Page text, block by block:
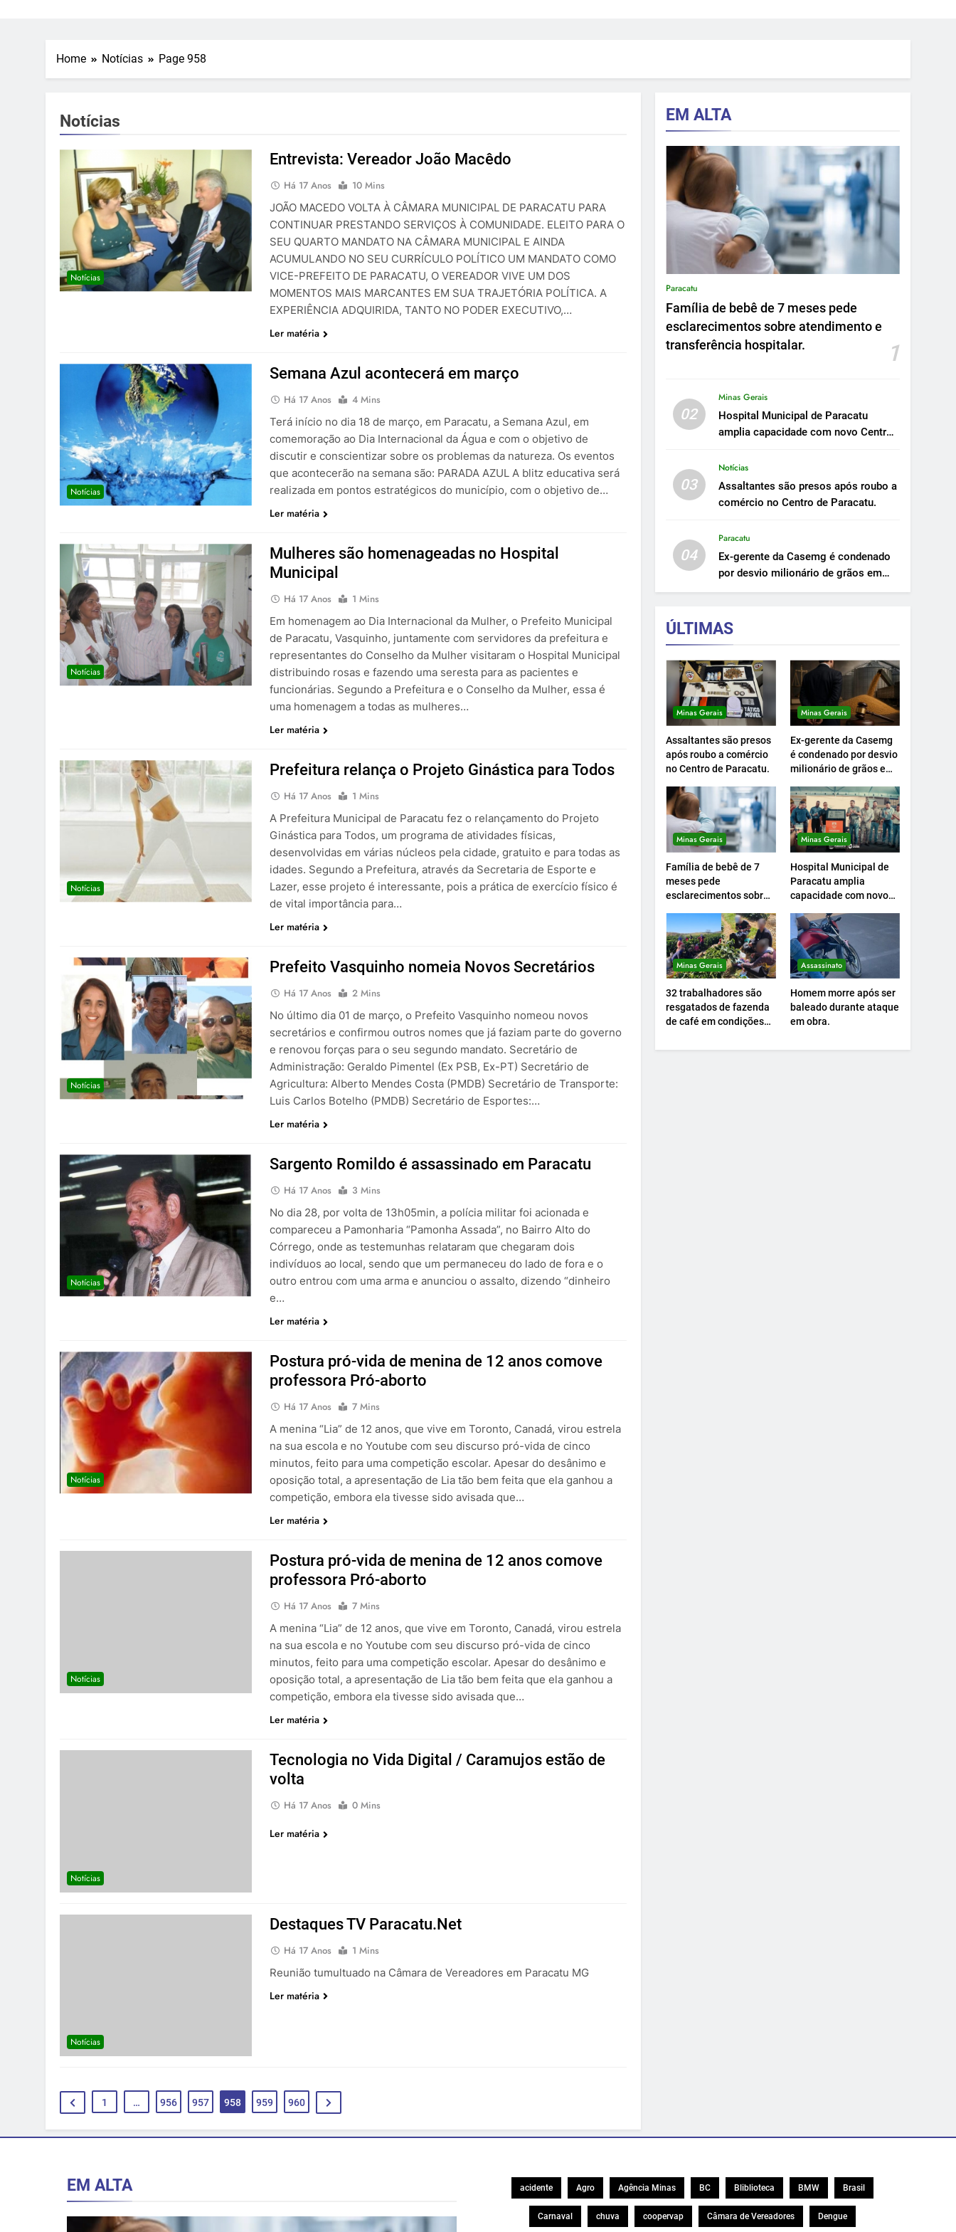
Home Notícias Page 958
Notícias
Notícias
Entrevista: Vereador João Macêdo
Há 17 Anos
10 Mins
JOÃO MACEDO VOLTA À CÂMARA MUNICIPAL DE PARACATU PARA
CONTINUAR PRESTANDO SERVIÇOS À COMUNIDADE. ELEITO PARA O
SEU QUARTO MANDATO NA CÂMARA MUNICIPAL E AINDA
ACUMULANDO NO SEU CURRÍCULO POLÍTICO UM MANDATO COMO
VICE-PREFEITO DE PARACATU, O VEREADOR VIVE UM DOS
MOMENTOS MAIS MARCANTES EM SUA TRAJETÓRIA POLÍTICA. A
EXPERIÊNCIA ADQUIRIDA, TANTO NO PODER EXECUTIVO,…
Ler matéria
Notícias
Semana Azul acontecerá em março
Há 17 Anos
4 Mins
Terá início no dia 18 de março, em Paracatu, a Semana Azul, em
comemoração ao Dia Internacional da Água e com o objetivo de
discutir e conscientizar sobre os problemas da natureza. Os eventos
que acontecerão na semana são: PARADA AZUL A blitz educativa será
realizada em pontos estratégicos do município, com o objetivo de…
Ler matéria
Notícias
Mulheres são homenageadas no Hospital
Municipal
Há 17 Anos
1 Mins
Em homenagem ao Dia Internacional da Mulher, o Prefeito Municipal
de Paracatu, Vasquinho, juntamente com servidores da prefeitura e
representantes do Conselho da Mulher visitaram o Hospital Municipal
distribuindo rosas e fazendo uma seresta para as pacientes e
funcionárias. Segundo a Prefeitura e o Conselho da Mulher, essa é
uma homenagem a todas as mulheres…
Ler matéria
Notícias
Prefeitura relança o Projeto Ginástica para Todos
Há 17 Anos
1 Mins
A Prefeitura Municipal de Paracatu fez o relançamento do Projeto
Ginástica para Todos, um programa de atividades físicas,
desenvolvidas em várias núcleos pela cidade, gratuito e para todas as
idades. Segundo a Prefeitura, através da Secretaria de Esporte e
Lazer, esse projeto é interessante, pois a prática de exercício físico é
de vital importância para…
Ler matéria
Notícias
Prefeito Vasquinho nomeia Novos Secretários
Há 17 Anos
2 Mins
No último dia 01 de março, o Prefeito Vasquinho nomeou novos
secretários e confirmou outros nomes que já faziam parte do governo
e renovou forças para o seu segundo mandato. Secretário de
Administração: Geraldo Pimentel (Ex PSB, Ex-PT) Secretário de
Agricultura: Alberto Mendes Costa (PMDB) Secretário de Transporte:
Luis Carlos Botelho (PMDB) Secretário de Esportes:…
Ler matéria
Notícias
Sargento Romildo é assassinado em Paracatu
Há 17 Anos
3 Mins
No dia 28, por volta de 13h05min, a polícia militar foi acionada e
compareceu a Pamonharia “Pamonha Assada”, no Bairro Alto do
Córrego, onde as testemunhas relataram que chegaram dois
indivíduos ao local, sendo que um permaneceu do lado de fora e o
outro entrou com uma arma e anunciou o assalto, dizendo “dinheiro
e…
Ler matéria
Notícias
Postura pró-vida de menina de 12 anos comove
professora Pró-aborto
Há 17 Anos
7 Mins
A menina “Lia” de 12 anos, que vive em Toronto, Canadá, virou estrela
na sua escola e no Youtube com seu discurso pró-vida de cinco
minutos, feito para uma competição escolar. Apesar do desânimo e
oposição total, a apresentação de Lia tão bem feita que ela ganhou a
competição, embora ela tivesse sido avisada que…
Ler matéria
Notícias
Postura pró-vida de menina de 12 anos comove
professora Pró-aborto
Há 17 Anos
7 Mins
A menina “Lia” de 12 anos, que vive em Toronto, Canadá, virou estrela
na sua escola e no Youtube com seu discurso pró-vida de cinco
minutos, feito para uma competição escolar. Apesar do desânimo e
oposição total, a apresentação de Lia tão bem feita que ela ganhou a
competição, embora ela tivesse sido avisada que…
Ler matéria
Notícias
Tecnologia no Vida Digital / Caramujos estão de
volta
Há 17 Anos 0 Mins
Ler matéria
Notícias
Destaques TV Paracatu.Net
Há 17 Anos
1 Mins
Reunião tumultuado na Câmara de Vereadores em Paracatu MG
Ler matéria
1 … 956 957 958 959 960
EM ALTA
Paracatu
Família de bebê de 7 meses pede
esclarecimentos sobre atendimento e
transferência hospitalar.
1
02
Minas Gerais
Hospital Municipal de Paracatu
amplia capacidade com novo Centro
03
Notícias
Assaltantes são presos após roubo a
comércio no Centro de Paracatu.
04
Paracatu
Ex-gerente da Casemg é condenado
por desvio milionário de grãos em
Paracatu.
ÚLTIMAS
Minas Gerais
Assaltantes são presos
após roubo a comércio
no Centro de Paracatu.
Minas Gerais
Ex-gerente da Casemg
é condenado por desvio
milionário de grãos em
Minas Gerais
Família de bebê de 7
meses pede
esclarecimentos sobre
transferência
hospitalar.
Minas Gerais
Hospital Municipal de
Paracatu amplia
capacidade com novo
Minas Gerais
32 trabalhadores são
resgatados de fazenda
de café em condições
Assassinato
Homem morre após ser
baleado durante ataque
em obra.
EM ALTA acidente Agro Agência Minas BC Bliblioteca BMW Brasil
Carnaval chuva coopervap Câmara de Vereadores Dengue